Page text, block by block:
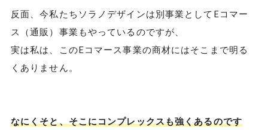
反面、今私たちソラノデザインは別事業としてEコマー
ス（通販）事業もやっているのですが、
実は私は、このEコマース事業の商材にはそこまで明る
くありません。
なにくそと、そこにコンプレックスも強くあるのです